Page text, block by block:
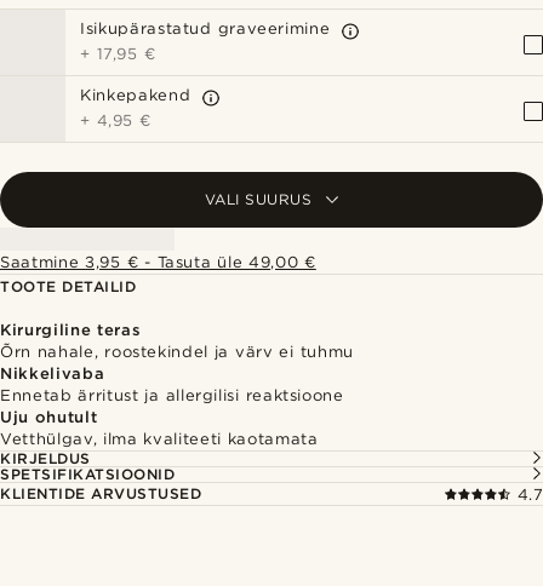
Isikupärastatud graveerimine
+ 17,95 €
Kinkepakend
+ 4,95 €
VALI SUURUS
Saatmine 3,95 € - Tasuta üle 49,00 €
TOOTE DETAILID
Kirurgiline teras
Õrn nahale, roostekindel ja värv ei tuhmu
Nikkelivaba
Ennetab ärritust ja allergilisi reaktsioone
Uju ohutult
Vetthülgav, ilma kvaliteeti kaotamata
KIRJELDUS
SPETSIFIKATSIOONID
KLIENTIDE ARVUSTUSED
4.7